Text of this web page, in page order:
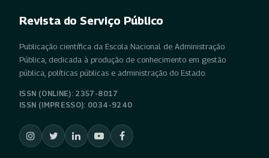
Revista do Serviço Público
Publicação científica da Escola Nacional de Administração
Pública, dedicada à produção de conhecimento em gestão
pública, políticas públicas e administração do Estado.
ISSN (ONLINE): 2357-8017
ISSN (IMPRESSO): 0034-9240